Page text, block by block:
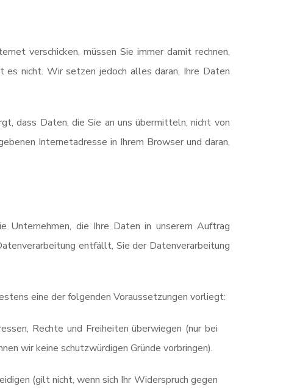
verschicken, müssen Sie immer damit rechnen,
nicht. Wir setzen jedoch alles daran, Ihre Daten
dass Daten, die Sie an uns übermitteln, nicht von
Internetadresse in Ihrem Browser und daran,
Unternehmen, die Ihre Daten in unserem Auftrag
entfällt, Sie der Datenverarbeitung
eine der folgenden Voraussetzungen vorliegt:
Rechte und Freiheiten überwiegen (nur bei
wir keine schutzwürdigen Gründe vorbringen).
(gilt nicht, wenn sich Ihr Widerspruch gegen